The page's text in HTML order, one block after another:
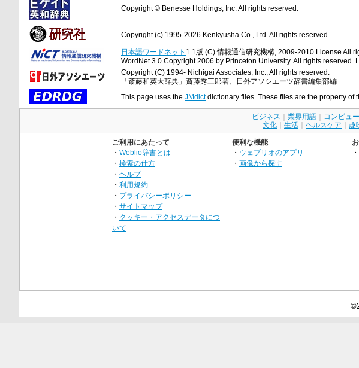
Copyright © Benesse Holdings, Inc. All rights reserved.
Copyright (c) 1995-2026 Kenkyusha Co., Ltd. All rights reserved.
日本語ワードネット 1.1版 (C) 情報通信研究機構, 2009-2010 License All
WordNet 3.0 Copyright 2006 by Princeton University. All rights reserved.
Copyright (C) 1994- Nichigai Associates, Inc., All rights reserved.
「斎藤和英大辞典」斎藤秀三郎著、日外アソシエーツ辞書編集部編
This page uses the JMdictdictionary files. These files are the property of
ビジネス 業界用語 コンピュ
文化
生活 ヘルスケア 趣
ご利用にあたって
・ Weblio辞書とは
・ 検索の仕方
・ ヘルプ
・ 利用規約
・ プライバシーポリシー
・ サイトマップ
・ クッキー・アクセスデータにつ
いて
便利な機能
・ ウェブリオのアプリ
・ 画像から探す
・